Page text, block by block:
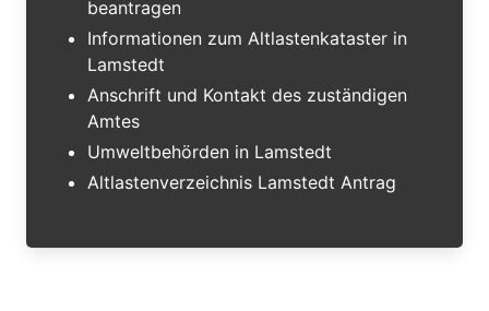
beantragen
Informationen zum Altlastenkataster in
Lamstedt
Anschrift und Kontakt des zuständigen
Amtes
Umweltbehörden in Lamstedt
Altlastenverzeichnis Lamstedt Antrag